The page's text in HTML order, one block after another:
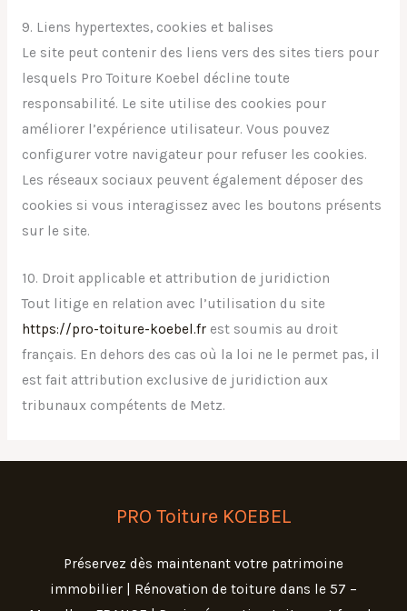
9. Liens hypertextes, cookies et balises
Le site peut contenir des liens vers des sites tiers pour
lesquels Pro Toiture Koebel décline toute
responsabilité. Le site utilise des cookies pour
améliorer l’expérience utilisateur. Vous pouvez
configurer votre navigateur pour refuser les cookies.
Les réseaux sociaux peuvent également déposer des
cookies si vous interagissez avec les boutons présents
sur le site.
10. Droit applicable et attribution de juridiction
Tout litige en relation avec l’utilisation du site
https://pro-toiture-koebel.frest soumis au droit
français. En dehors des cas où la loi ne le permet pas, il
est fait attribution exclusive de juridiction aux
tribunaux compétents de Metz.
PRO Toiture KOEBEL
Préservez dès maintenant votre patrimoine
immobilier | Rénovation de toiture dans le 57 –